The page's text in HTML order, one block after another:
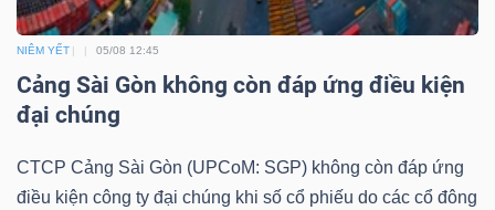
NIÊM YẾT 05/08 12:45
Cảng Sài Gòn không còn đáp ứng điều kiện
đại chúng
CTCP Cảng Sài Gòn (UPCoM: SGP) không còn đáp ứng
điều kiện công ty đại chúng khi số cổ phiếu do các cổ đông
TIÊU
DÙNG
KHÔNG
THIẾT